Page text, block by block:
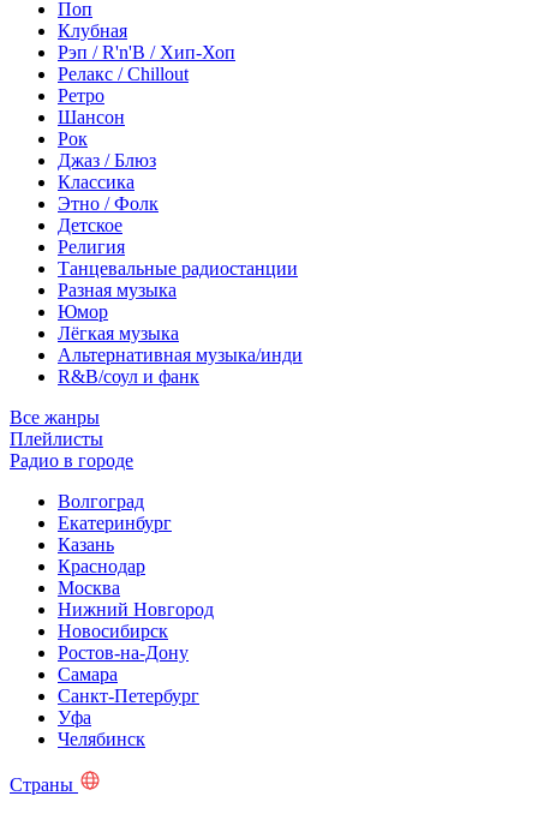
Поп
Клубная
Рэп / R'n'B / Хип-Хоп
Релакс / Chillout
Ретро
Шансон
Рок
Джаз / Блюз
Классика
Этно / Фолк
Детское
Религия
Танцевальные радиостанции
Разная музыка
Юмор
Лёгкая музыка
Альтернативная музыка/инди
R&B/cоул и фанк
Все жанры
Плейлисты
Радио в городе
Волгоград
Екатеринбург
Казань
Краснодар
Москва
Нижний Новгород
Новосибирск
Ростов-на-Дону
Самара
Санкт-Петербург
Уфа
Челябинск
Страны